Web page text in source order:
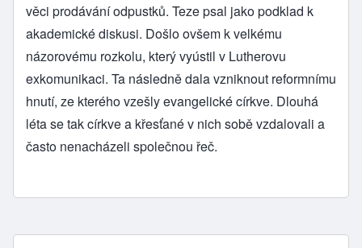
věci prodávání odpustků. Teze psal jako podklad k
akademické diskusi. Došlo ovšem k velkému
názorovému rozkolu, který vyústil v Lutherovu
exkomunikaci. Ta následně dala vzniknout reformnímu
hnutí, ze kterého vzešly evangelické církve. Dlouhá
léta se tak církve a křesťané v nich sobě vzdalovali a
často nenacházeli společnou řeč.